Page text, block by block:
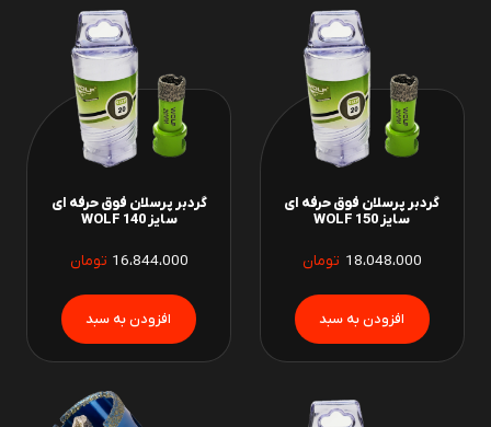
گردبر پرسلان فوق حرفه ای
سایز 150 WOLF
18،048،000 تومان
گردبر پرسلان فوق حرفه ای
سایز 140 WOLF
16،844،000 تومان